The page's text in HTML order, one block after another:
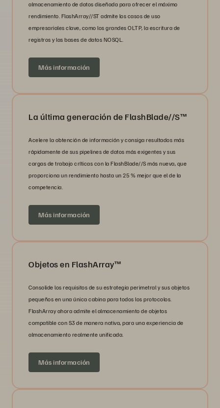
almacenamiento de datos diseñada para ofrecer el máximo
rendimiento. FlashArray//ST admite los casos de uso
empresariales clave, como los grandes OLTP, la escritura de
registros y las bases de datos NOSQL.
Más información
La última generación de FlashBlade//S™
Acelere la obtención de información y consiga resultados más
rápidamente de sus pipelines de datos más exigentes y sus
cargas de trabajo críticas con la FlashBlade//S más nueva, que
proporciona un rendimiento hasta un 25 % mejor que el de la
competencia.
Más información
Objetos en FlashArray™
Consolide los requisitos de su estrategia perimetral y sus objetos
pequeños en una única cabina para todos los protocolos.
FlashArray ahora admite el almacenamiento de objetos
compatible con S3 de manera nativa, para una experiencia de
almacenamiento realmente unificada.
Más información